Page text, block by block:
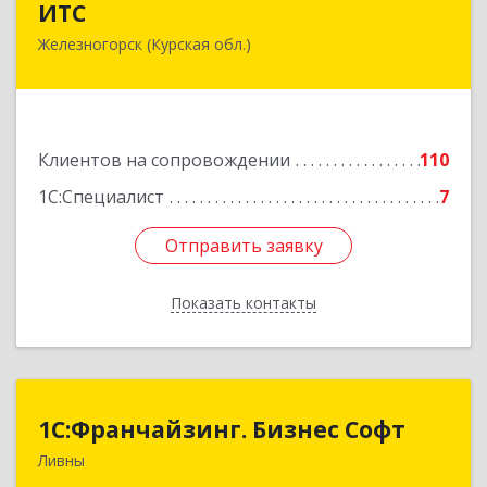
ИТС
Железногорск (Курская обл.)
Клиентов на сопровождении
110
1С:Специалист
7
Отправить заявку
Показать контакты
307178, Курская обл, Железногорск г,
Отправить заявку
Назад
1C:Франчайзинг. Бизнес Софт
Ливны
1C:Франчайзинг. Бизнес Софт
303851, Орловская обл, Ливны г, Гайдара ул,